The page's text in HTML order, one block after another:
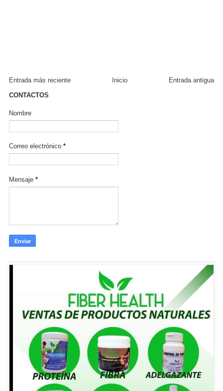
Entrada más reciente Entrada antigua
Inicio
CONTACTOS
Nombre
Correo electrónico *
Mensaje *